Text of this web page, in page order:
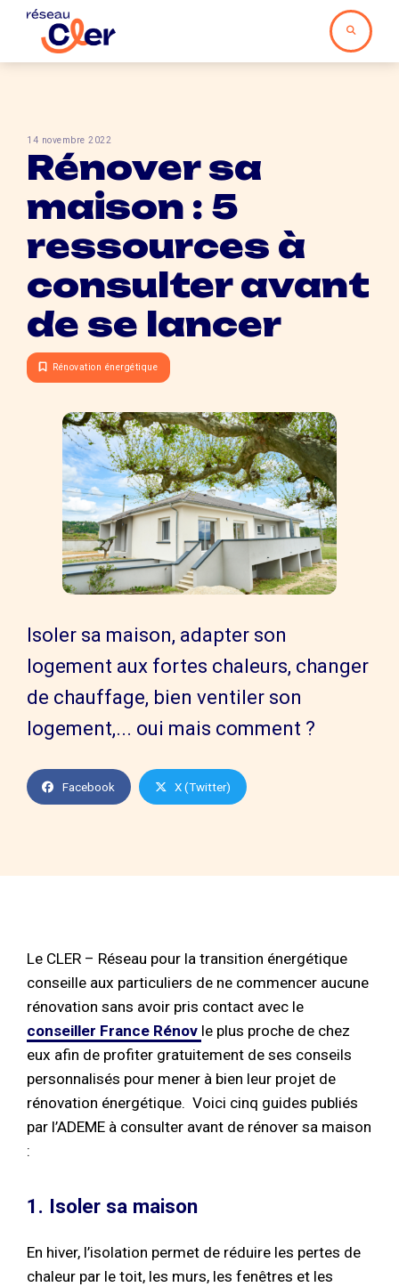
14 novembre 2022
Rénover sa
maison : 5
ressources à
consulter avant
de se lancer
Rénovation énergétique
Isoler sa maison, adapter son
logement aux fortes chaleurs, changer
de chauffage, bien ventiler son
logement,... oui mais comment ?
Facebook X (Twitter)
Le CLER – Réseau pour la transition énergétique
conseille aux particuliers de ne commencer aucune
rénovation sans avoir pris contact avec le
conseiller France Rénov le plus proche de chez
eux afin de profiter gratuitement de ses conseils
personnalisés pour mener à bien leur projet de
rénovation énergétique. Voici cinq guides publiés
par l’ADEME à consulter avant de rénover sa maison
:
1. Isoler sa maison
En hiver, l’isolation permet de réduire les pertes de
chaleur par le toit, les murs, les fenêtres et les